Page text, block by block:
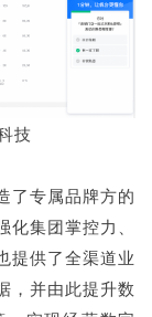
技
了专属品牌方的
集团掌控力、
提供了全渠道业
，并由此提升数